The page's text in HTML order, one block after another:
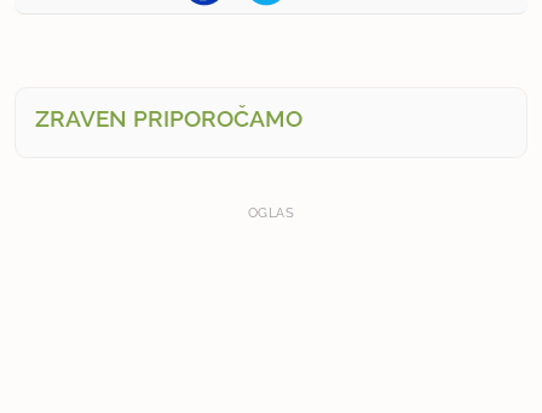
ZRAVEN PRIPOROČAMO
OGLAS